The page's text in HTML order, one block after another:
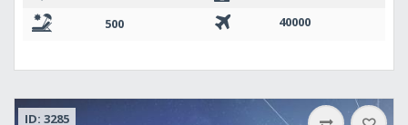
500
40000
ID: 3285